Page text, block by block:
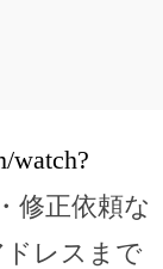
watch?
修正依頼な
ドレスまで